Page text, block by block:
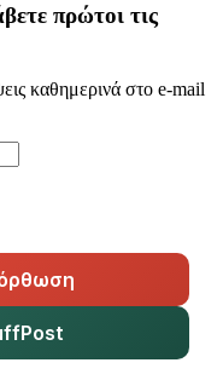
πρώτοι τις
καθημερινά στο e-mail